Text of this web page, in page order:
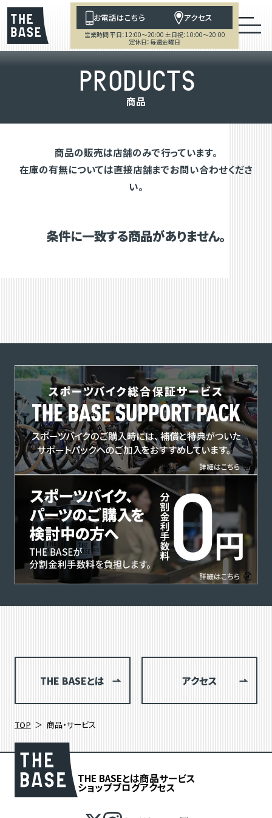
お電話はこちら アクセス
営業時間 平日：12:00～20:00 土日祝：10:00～20:00
定休日：毎週金曜日
PRODUCTS
商品
商品の販売は店舗のみで行っています。
在庫の有無については直接店舗までお問い合わせくださ
い。
条件に一致する商品がありません。
THE BASEとは アクセス
TOP 商品・サービス
THE BASEとは商品サービス
ショップブログアクセス